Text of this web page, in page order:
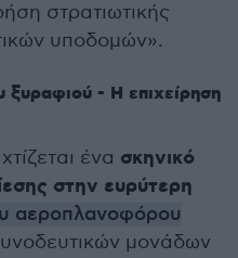
στρατιωτικής
υποδομών».
- Η επιχείρηση
ένα σκηνικό
στην ευρύτερη
αεροπλανοφόρου
μονάδων